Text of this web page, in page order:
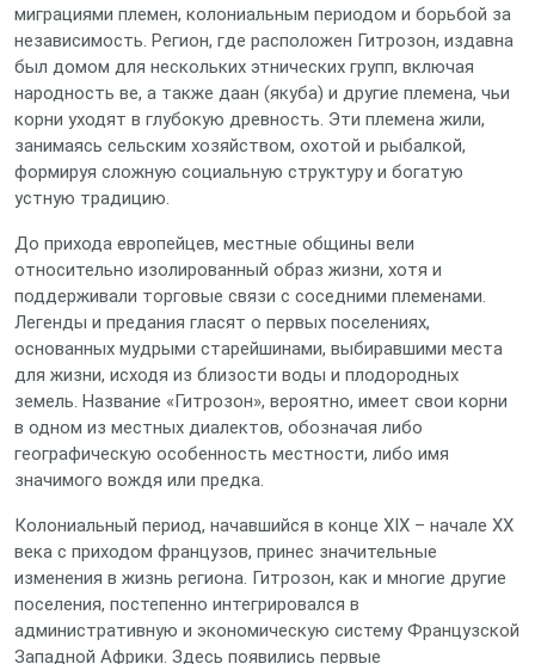
миграциями племен, колониальным периодом и борьбой за
независимость. Регион, где расположен Гитрозон, издавна
был домом для нескольких этнических групп, включая
народность ве, а также даан (якуба) и другие племена, чьи
корни уходят в глубокую древность. Эти племена жили,
занимаясь сельским хозяйством, охотой и рыбалкой,
формируя сложную социальную структуру и богатую
устную традицию.
До прихода европейцев, местные общины вели
относительно изолированный образ жизни, хотя и
поддерживали торговые связи с соседними племенами.
Легенды и предания гласят о первых поселениях,
основанных мудрыми старейшинами, выбиравшими места
для жизни, исходя из близости воды и плодородных
земель. Название «Гитрозон», вероятно, имеет свои корни
в одном из местных диалектов, обозначая либо
географическую особенность местности, либо имя
значимого вождя или предка.
Колониальный период, начавшийся в конце XIX – начале XX
века с приходом французов, принес значительные
изменения в жизнь региона. Гитрозон, как и многие другие
поселения, постепенно интегрировался в
административную и экономическую систему Французской
Западной Африки. Здесь появились первые